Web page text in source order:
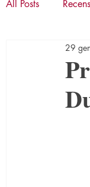
All Posts
29